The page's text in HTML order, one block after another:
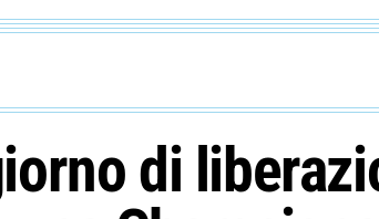
di